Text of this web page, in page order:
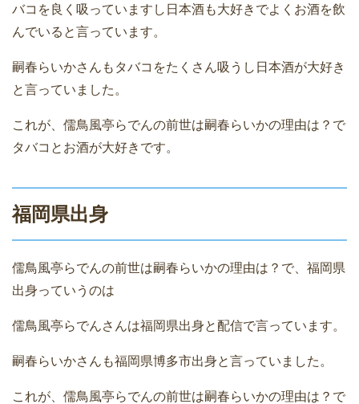
バコを良く吸っていますし日本酒も大好きでよくお酒を飲
んでいると言っています。
嗣春らいかさんもタバコをたくさん吸うし日本酒が大好き
と言っていました。
これが、儒鳥風亭らでんの前世は嗣春らいかの理由は？で
タバコとお酒が大好きです。
福岡県出身
儒鳥風亭らでんの前世は嗣春らいかの理由は？で、福岡県
出身っていうのは
儒鳥風亭らでんさんは福岡県出身と配信で言っています。
嗣春らいかさんも福岡県博多市出身と言っていました。
これが、儒鳥風亭らでんの前世は嗣春らいかの理由は？で